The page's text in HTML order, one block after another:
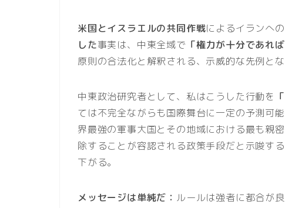
米国とイスラエルの共同作戦によるイランへ
した事実は、中東全域で 「権力が十分であれ
原則の合法化と解釈される、示威的な先例とな
中東政治研究者として、私はこうした行動を
ては不完全ながらも国際舞台に一定の予測可
界最強の軍事大国とその地域における最も親
除することが容認される政策手段だと示唆す
下がる。
メッセージは単純だ： ルールは強者に都合が